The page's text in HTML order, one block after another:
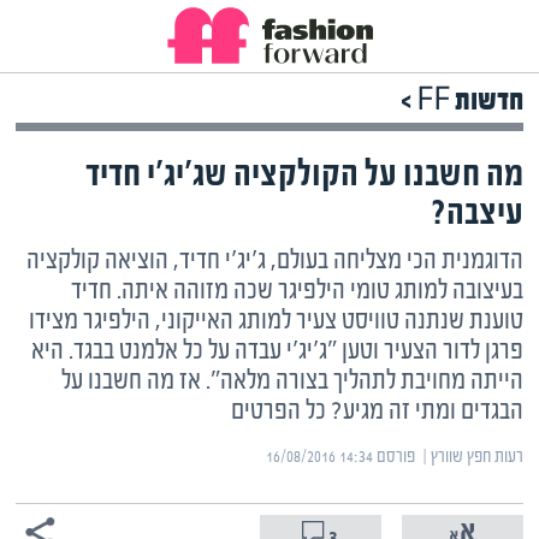
חדשות FF >
מה חשבנו על הקולקציה שג'יג'י חדיד
עיצבה?
הדוגמנית הכי מצליחה בעולם, ג'יג'י חדיד, הוציאה קולקציה
בעיצובה למותג טומי הילפיגר שכה מזוהה איתה. חדיד
טוענת שנתנה טוויסט צעיר למותג האייקוני, הילפיגר מצידו
פרגן לדור הצעיר וטען "ג'יג'י עבדה על כל אלמנט בבגד. היא
הייתה מחויבת לתהליך בצורה מלאה". אז מה חשבנו על
הבגדים ומתי זה מגיע? כל הפרטים
רעות חפץ שוורץ | ‏פורסם ‎16/08/2016 14:34